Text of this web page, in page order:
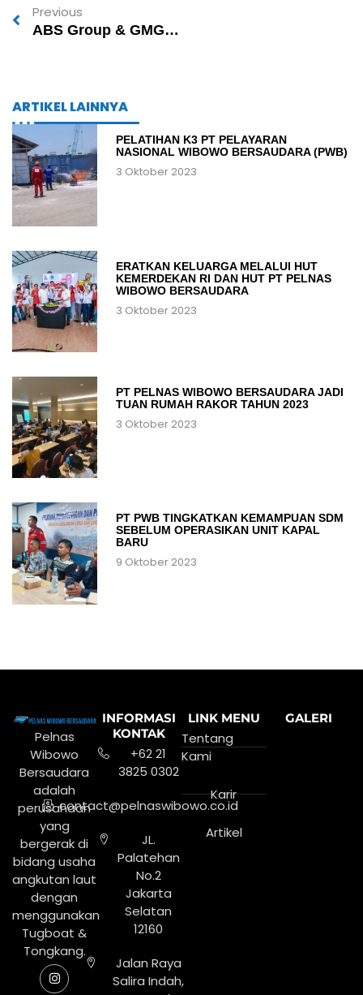
Previous
ABS Group & GMG Group Rayakan Kemerdekaan RI ke-80 dengan Semangat Kebersamaan
ARTIKEL LAINNYA
PELATIHAN K3 PT PELAYARAN
NASIONAL WIBOWO BERSAUDARA (PWB)
3 Oktober 2023
ERATKAN KELUARGA MELALUI HUT
KEMERDEKAN RI DAN HUT PT PELNAS
WIBOWO BERSAUDARA
3 Oktober 2023
PT PELNAS WIBOWO BERSAUDARA JADI
TUAN RUMAH RAKOR TAHUN 2023
3 Oktober 2023
PT PWB TINGKATKAN KEMAMPUAN SDM
SEBELUM OPERASIKAN UNIT KAPAL
BARU
9 Oktober 2023
Pelnas
Wibowo
Bersaudara
adalah
perusahaan
yang
bergerak di
bidang usaha
angkutan laut
dengan
menggunakan
Tugboat &
Tongkang.
INFORMASI
KONTAK
+62 21
3825 0302
contact@pelnaswibowo.co.id
JL.
Palatehan
No.2
Jakarta
Selatan
12160
Jalan Raya
Salira Indah,
LINK MENU
Tentang
Kami
Karir
Artikel
GALERI